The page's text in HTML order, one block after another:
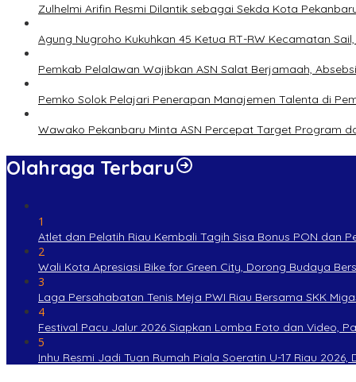
Zulhelmi Arifin Resmi Dilantik sebagai Sekda Kota
Agung Nugroho Kukuhkan 45 Ketua RT-RW Kecamatan
Pemkab Pelalawan Wajibkan ASN Salat Berjamaah,
Pemko Solok Pelajari Penerapan Manajemen Talenta di
Wawako Pekanbaru Minta ASN Percepat Target Program
Olahraga Terbaru
1
Atlet dan Pelatih Riau Kembali Tagih Sisa Bonus PON dan
2
Wali Kota Apresiasi Bike for Green City, Dorong Budaya
3
Laga Persahabatan Tenis Meja PWI Riau Bersama SKK
4
Festival Pacu Jalur 2026 Siapkan Lomba Foto dan Video,
5
Inhu Resmi Jadi Tuan Rumah Piala Soeratin U-17 Riau 2026,